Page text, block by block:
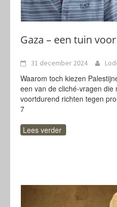
Gaza – een tuin
31 december 2024
Waarom toch kiezen
een van de cliché-vragen
voortdurend richten tegen
7
Lees verder